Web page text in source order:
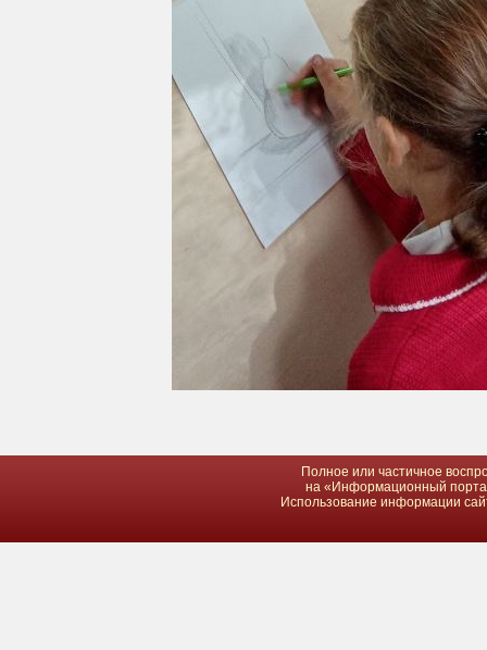
Полное или частичное
на «Информационный
Использование информации